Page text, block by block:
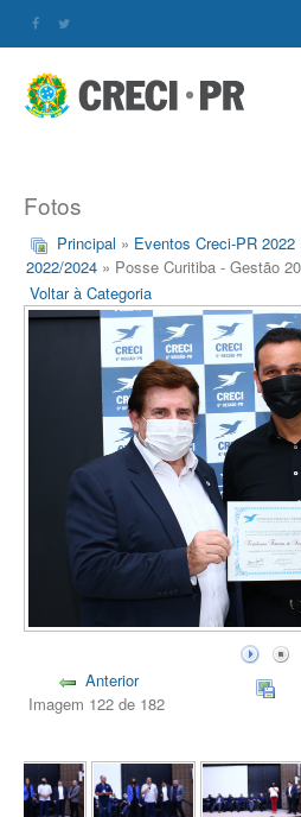
Fotos
Principal » Eventos Creci-PR 2022
2022/2024 » Posse Curitiba - Gestão
Voltar à Categoria
Anterior
Imagem 122 de 182